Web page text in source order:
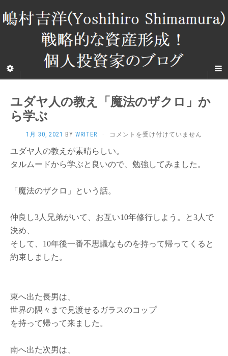
ユダヤ人の教え「魔法のザクロ」か
ら学ぶ
1月 30, 2021 BY WRITER ·
ユ
ヤ
人
え
の
ク
ロ」
コメントを受け付けていません
ユダヤ人の教えが素晴らしい。
タルムードから学ぶと良いので、勉強してみました。
「魔法のザクロ」という話。
仲良し3人兄弟がいて、お互い10年修行しよう。と3人で
決め、
そして、10年後一番不思議なものを持って帰ってくると
約束しました。
東へ出た長男は、
世界の隅々まで見渡せるガラスのコップ
を持って帰って来ました。
南へ出た次男は、